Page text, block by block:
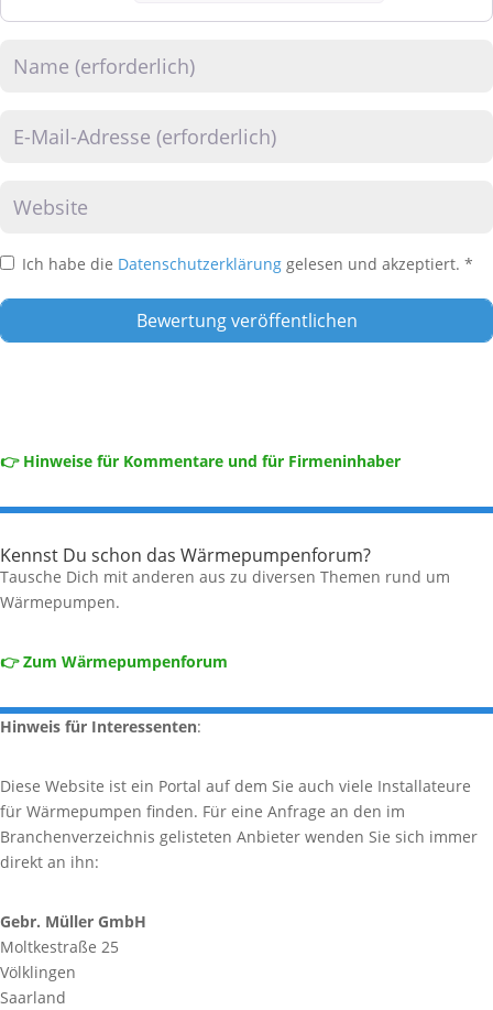
Ich habe die Datenschutzerklärung gelesen und akzeptiert. *
👉 Hinweise für Kommentare und für Firmeninhaber
Kennst Du schon das Wärmepumpenforum?
Tausche Dich mit anderen aus zu diversen Themen rund um
Wärmepumpen.
👉 Zum Wärmepumpenforum
Hinweis für Interessenten:
Diese Website ist ein Portal auf dem Sie auch viele Installateure
für Wärmepumpen finden. Für eine Anfrage an den im
Branchenverzeichnis gelisteten Anbieter wenden Sie sich immer
direkt an ihn:
Gebr. Müller GmbH
Moltkestraße 25
Völklingen
Saarland